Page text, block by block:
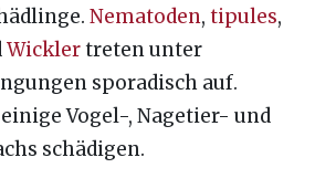
Nematoden, tipules,
Wicklertreten unter
sporadisch auf.
Vogel-, Nagetier- und
schädigen.